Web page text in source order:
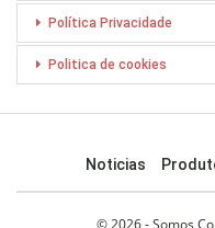
Política Privacidade
Politica de cookies
Noticias